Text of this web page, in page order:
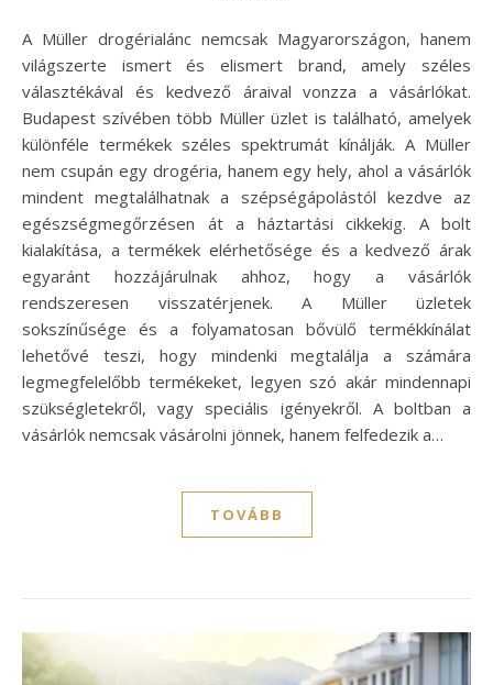
A Müller drogérialánc nemcsak Magyarországon, hanem
világszerte ismert és elismert brand, amely széles
választékával és kedvező áraival vonzza a vásárlókat.
Budapest szívében több Müller üzlet is található, amelyek
különféle termékek széles spektrumát kínálják. A Müller
nem csupán egy drogéria, hanem egy hely, ahol a vásárlók
mindent megtalálhatnak a szépségápolástól kezdve az
egészségmegőrzésen át a háztartási cikkekig. A bolt
kialakítása, a termékek elérhetősége és a kedvező árak
egyaránt hozzájárulnak ahhoz, hogy a vásárlók
rendszeresen visszatérjenek. A Müller üzletek
sokszínűsége és a folyamatosan bővülő termékkínálat
lehetővé teszi, hogy mindenki megtalálja a számára
legmegfelelőbb termékeket, legyen szó akár mindennapi
szükségletekről, vagy speciális igényekről. A boltban a
vásárlók nemcsak vásárolni jönnek, hanem felfedezik a…
TOVÁBB